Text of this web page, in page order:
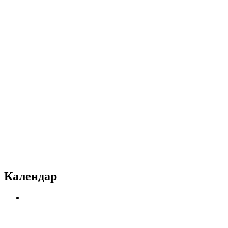
Календар